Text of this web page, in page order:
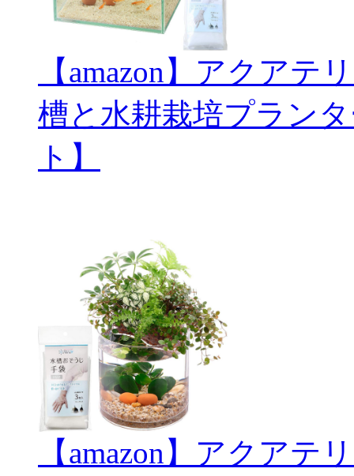
【amazon】アクアテ
槽と水耕栽培プラン
ト】
【amazon】アクアテ